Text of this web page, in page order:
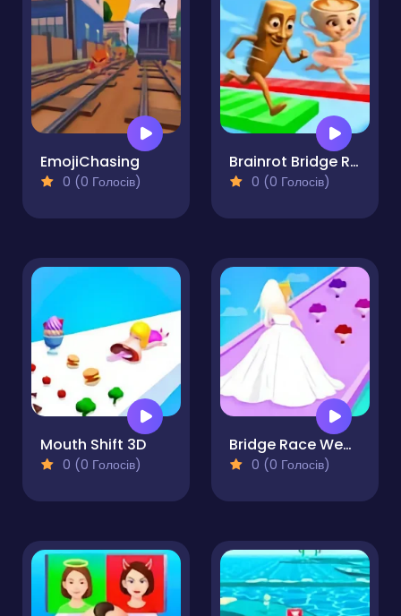
EmojiChasing
0 (0 Голосів)
Brainrot Bridge Race 3D
0 (0 Голосів)
Mouth Shift 3D
0 (0 Голосів)
Bridge Race Wedding Master
0 (0 Голосів)